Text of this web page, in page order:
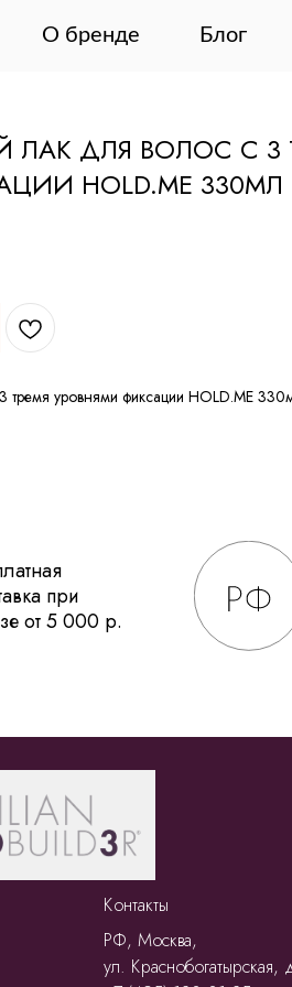
О бренде Блог
ДЛЯ ВОЛОС С 3
HOLD.ME 330МЛ
уровнями фиксации HOLD.ME
при
от 5 000 р.
РФ, Москва,
ул. Краснобогатырская,
Контакты